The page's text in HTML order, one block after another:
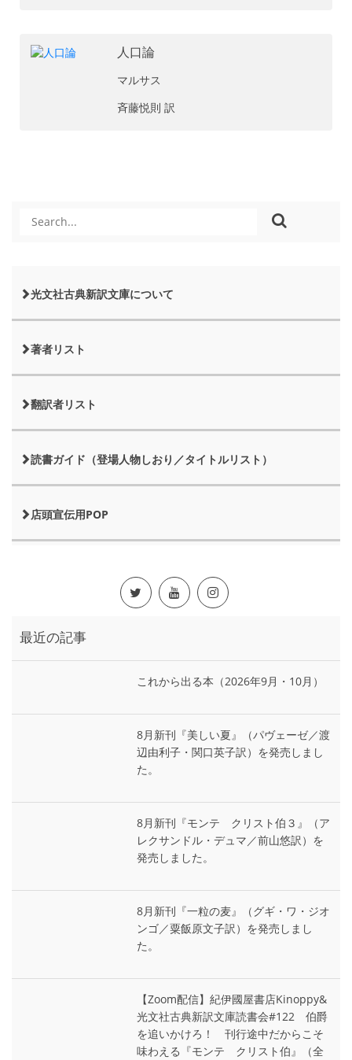
人口論
マルサス
斉藤悦則 訳
光文社古典新訳文庫について
著者リスト
翻訳者リスト
読書ガイド（登場人物しおり／タイトルリスト）
店頭宣伝用POP
最近の記事
これから出る本（2026年9月・10月）
8月新刊『美しい夏』（パヴェーゼ／渡
辺由利子・関口英子訳）を発売しまし
た。
8月新刊『モンテ゠クリスト伯３』（ア
レクサンドル・デュマ／前山悠訳）を
発売しました。
8月新刊『一粒の麦』（グギ・ワ・ジオ
ンゴ／粟飯原文子訳）を発売しまし
た。
【Zoom配信】紀伊國屋書店Kinoppy&
光文社古典新訳文庫読書会#122 伯爵
を追いかけろ！ 刊行途中だからこそ
味わえる『モンテ゠クリスト伯』（全